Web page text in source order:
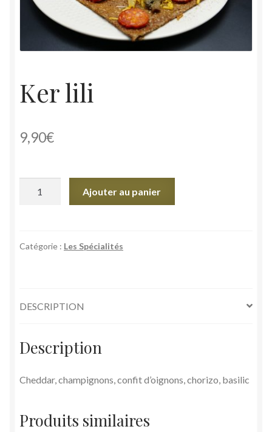
Ker lili
9,90€
Ajouter au panier
Catégorie : Les Spécialités
DESCRIPTION
Description
Cheddar, champignons, confit d’oignons, chorizo, basilic
Produits similaires